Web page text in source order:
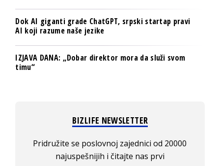
Dok AI giganti grade ChatGPT, srpski startap pravi
AI koji razume naše jezike
IZJAVA DANA: „Dobar direktor mora da služi svom
timu“
BIZLIFE NEWSLETTER
Pridružite se poslovnoj zajednici od 20000
najuspešnijih i čitajte nas prvi